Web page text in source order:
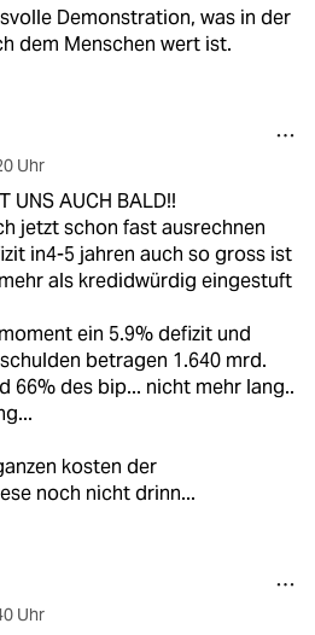
Demonstration, was in der
dem Menschen wert ist.
Uhr
UNS AUCH BALD!!
jetzt schon fast ausrechnen
in4-5 jahren auch so gross ist
als kredidwürdig eingestuft
ein 5.9% defizit und
betragen 1.640 mrd.
66% des bip... nicht mehr lang..
kosten der
noch nicht drinn...
Uhr